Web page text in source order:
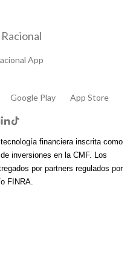
App
Google Play App Store
financiera inscrita como
inversiones en la CMF. Los
por partners regulados por
FINRA.